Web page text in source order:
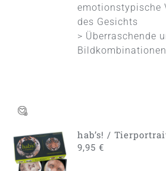
emotionstypische
des Gesichts
> Überraschende
Bildkombinationen
IN DEN
WARENKORB
/
hab’s! /
9,95€